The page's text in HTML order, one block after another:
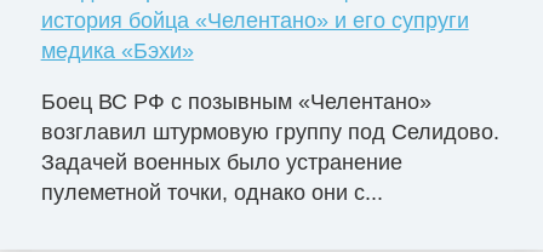
история бойца «Челентано» и его супруги
медика «Бэхи»
Боец ВС РФ с позывным «Челентано»
возглавил штурмовую группу под Селидово.
Задачей военных было устранение
пулеметной точки, однако они с...